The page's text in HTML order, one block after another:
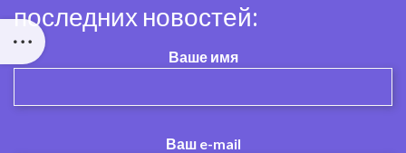
последних новостей:
Ваше имя
Ваш e-mail